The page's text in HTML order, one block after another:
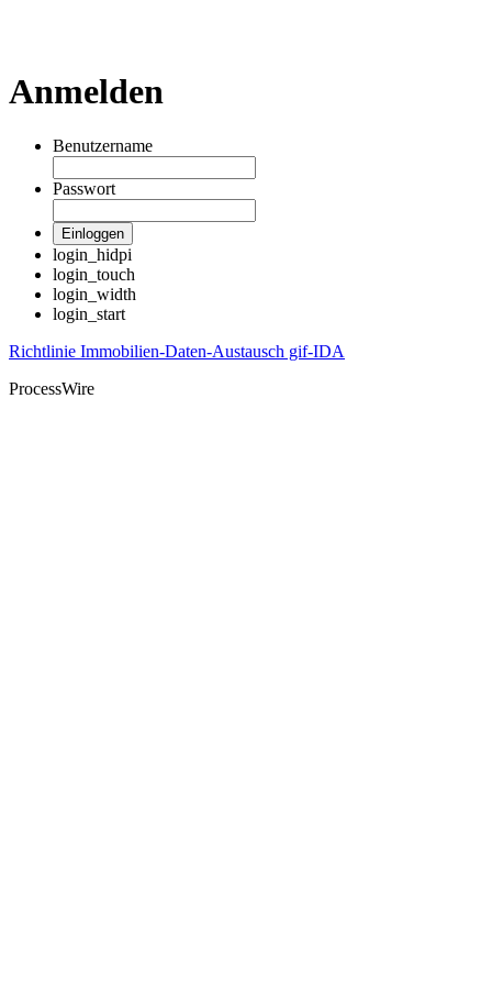
Anmelden
Benutzername
Passwort
Einloggen
login_hidpi
login_touch
login_width
login_start
Richtlinie Immobilien-Daten-Austausch gif-IDA
ProcessWire